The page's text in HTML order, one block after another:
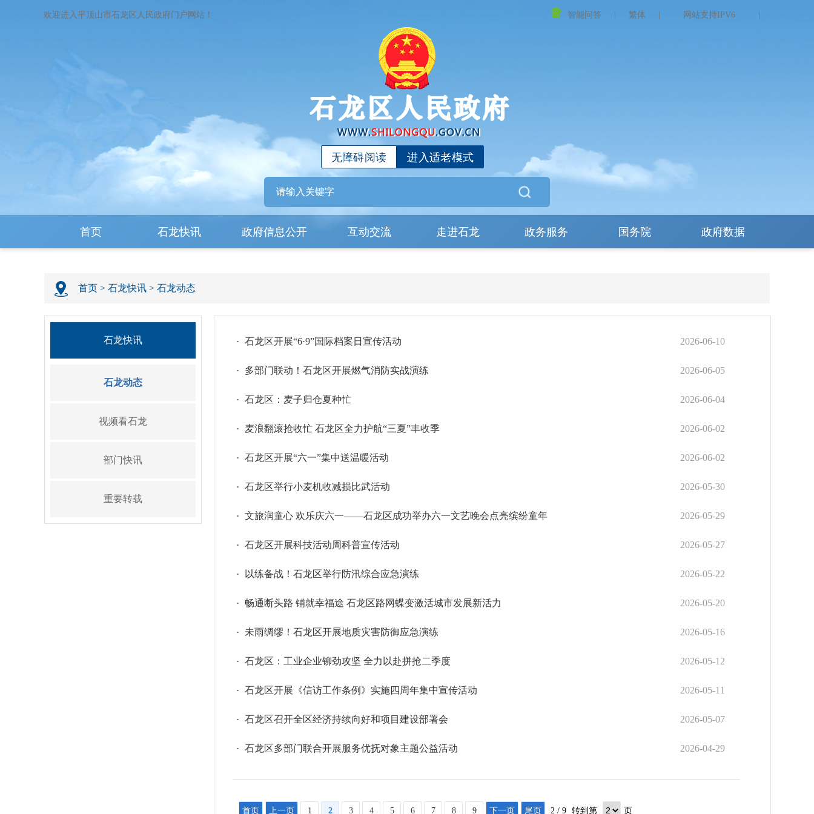
欢迎进入平顶山市石龙区人民政府门户网站！ 智能问答 繁体 网站支持IPV6
进入适老模式
无障碍阅读
首页 石龙快讯 政府信息公开 互动交流 走进石龙 政务服务 国务院 政府数据
首页 > 石龙快讯 > 石龙动态
石龙快讯
石龙动态
视频看石龙
部门快讯
重要转载
· 石龙区开展“6·9”国际档案日宣传活动 2026-06-10
· 多部门联动！石龙区开展燃气消防实战演练 2026-06-05
· 石龙区：麦子归仓夏种忙 2026-06-04
· 麦浪翻滚抢收忙 石龙区全力护航“三夏”丰收季 2026-06-02
· 石龙区开展“六一”集中送温暖活动 2026-06-02
· 石龙区举行小麦机收减损比武活动 2026-05-30
· 文旅润童心 欢乐庆六一——石龙区成功举办六一文艺晚会点亮缤纷童年 2026-05-29
· 石龙区开展科技活动周科普宣传活动 2026-05-27
· 以练备战！石龙区举行防汛综合应急演练 2026-05-22
· 畅通断头路 铺就幸福途 石龙区路网蝶变激活城市发展新活力 2026-05-20
· 未雨绸缪！石龙区开展地质灾害防御应急演练 2026-05-16
· 石龙区：工业企业铆劲攻坚 全力以赴拼抢二季度 2026-05-12
· 石龙区开展《信访工作条例》实施四周年集中宣传活动 2026-05-11
· 石龙区召开全区经济持续向好和项目建设部署会 2026-05-07
· 石龙区多部门联合开展服务优抚对象主题公益活动 2026-04-29
首页 上一页 1 2 3 4 5 6 7 8 9 下一页 尾页 2 / 9 转到第 页